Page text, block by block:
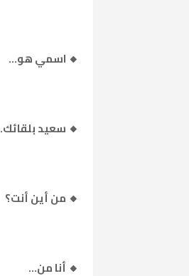
🔸 اسمي هو…
🔸 سعيد بلقائك.
🔸 من أين أنت؟
🔸 أنا من…